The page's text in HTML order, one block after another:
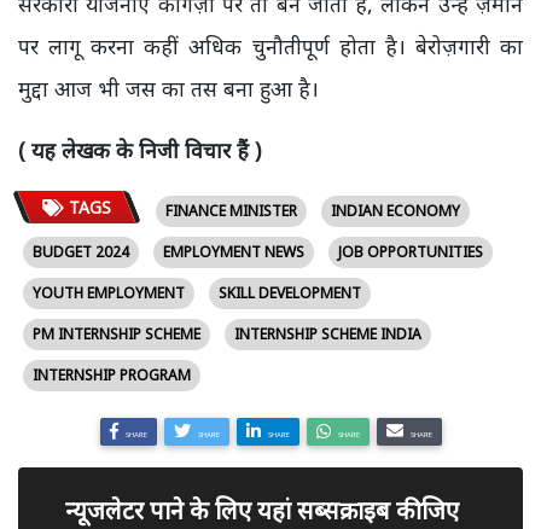
पर लागू करना कहीं अधिक चुनौतीपूर्ण होता है। बेरोज़गारी का
मुद्दा आज भी जस का तस बना हुआ है।
( यह लेखक के निजी विचार हैं )
TAGS FINANCE MINISTER
INDIAN ECONOMY
BUDGET 2024
EMPLOYMENT NEWS
JOB OPPORTUNITIES
YOUTH EMPLOYMENT
SKILL DEVELOPMENT
PM INTERNSHIP SCHEME
INTERNSHIP SCHEME INDIA
INTERNSHIP PROGRAM
SHARE SHARE SHARE SHARE SHARE
न्यूजलेटर पाने के लिए यहां सब्सक्राइब कीजिए